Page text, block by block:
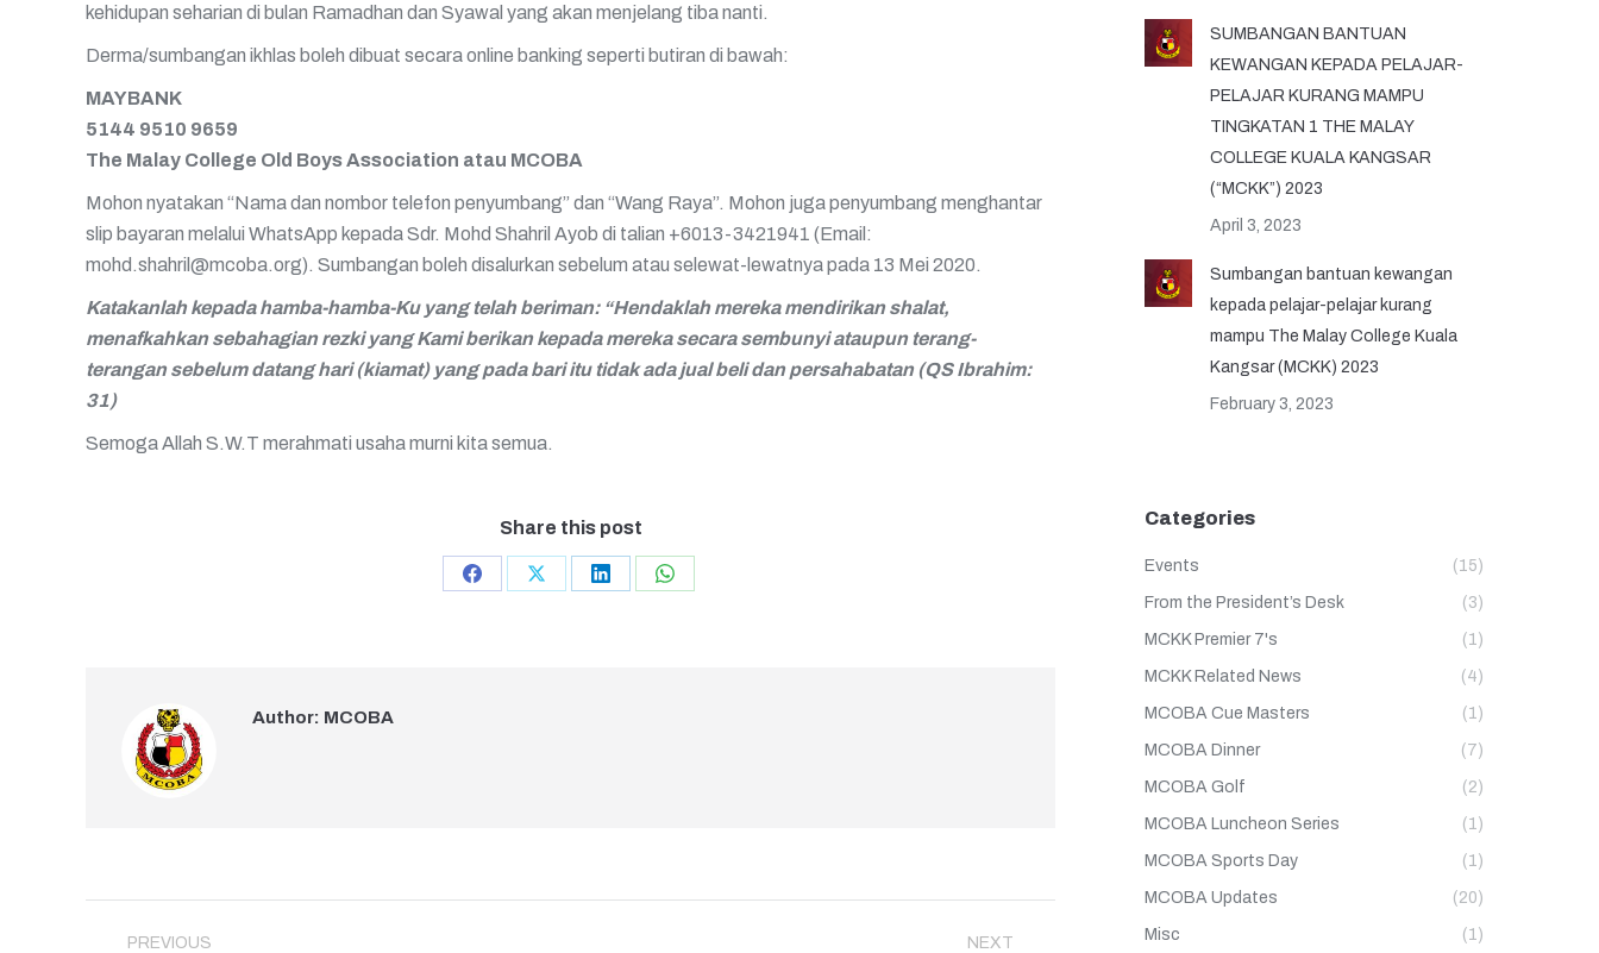
kehidupan seharian di bulan Ramadhan dan Syawal yang akan menjelang tiba nanti.
Derma/sumbangan ikhlas boleh dibuat secara online banking seperti butiran di bawah:
MAYBANK
5144 9510 9659
The Malay College Old Boys Association atau MCOBA
Mohon nyatakan “Nama dan nombor telefon penyumbang” dan “Wang Raya”. Mohon juga penyumbang menghantar
slip bayaran melalui WhatsApp kepada Sdr. Mohd Shahril Ayob di talian +6013-3421941 (Email:
mohd.shahril@mcoba.org). Sumbangan boleh disalurkan sebelum atau selewat-lewatnya pada 13 Mei 2020.
Katakanlah kepada hamba-hamba-Ku yang telah beriman: “Hendaklah mereka mendirikan shalat,
menafkahkan sebahagian rezki yang Kami berikan kepada mereka secara sembunyi ataupun terang-
terangan sebelum datang hari (kiamat) yang pada bari itu tidak ada jual beli dan persahabatan (QS Ibrahim:
31)
Semoga Allah S.W.T merahmati usaha murni kita semua.
Share this post
Share
Share
Share
Share
Author: MCOBA
Post
PREVIOUS NEXT
SUMBANGAN BANTUAN
KEWANGAN KEPADA PELAJAR-
PELAJAR KURANG MAMPU
TINGKATAN 1 THE MALAY
COLLEGE KUALA KANGSAR
(“MCKK”) 2023
April 3, 2023
Sumbangan bantuan kewangan
kepada pelajar-pelajar kurang
mampu The Malay College Kuala
Kangsar (MCKK) 2023
February 3, 2023
Categories
Events (15)
From the President’s Desk (3)
MCKK Premier 7's (1)
MCKK Related News (4)
MCOBA Cue Masters (1)
MCOBA Dinner (7)
MCOBA Golf (2)
MCOBA Luncheon Series (1)
MCOBA Sports Day (1)
MCOBA Updates (20)
Misc (1)